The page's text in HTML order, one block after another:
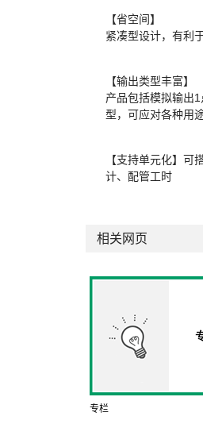
【省空间】
紧凑型设计，有利
【输出类型丰富】
产品包括模拟输出
型，可应对各种用途
【支持单元化】可
计、配管工时
相关网页
专栏